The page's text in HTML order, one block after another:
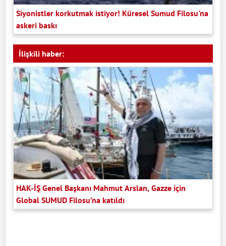
Siyonistler korkutmak istiyor! Küresel Sumud Filosu'na
askeri baskı
İlişkili haber:
HAK-İŞ Genel Başkanı Mahmut Arslan, Gazze için
Global SUMUD Filosu’na katıldı